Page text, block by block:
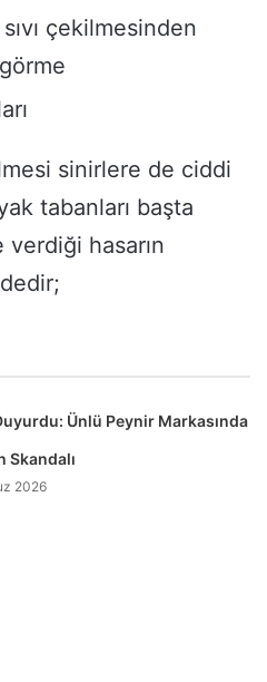
çekilmesinden
sinirlere de ciddi
tabanları başta
hasarın
Ünlü Peynir Markasında
Skandalı
2026